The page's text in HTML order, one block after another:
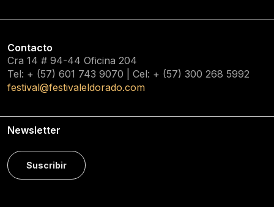
Contacto
Cra 14 # 94-44 Oficina 204
Tel: + (57) 601 743 9070 | Cel: + (57) 300 268 5992
festival@festivaleldorado.com
Newsletter
Suscribir